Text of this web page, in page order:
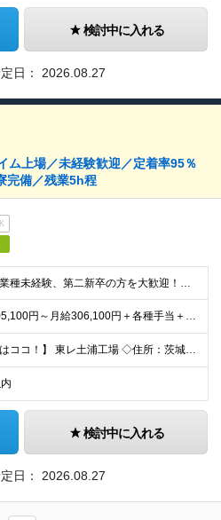
検討中に入れる
日： 2026.08.27
ム上場／未経験歓迎／定着率95％
完備／残業5h程
＜職種・業種未経験、第二新卒の方を大歓迎！＞ これまでの経験や専門知識は一切問いません！ 「東レで正社員として頑張りたい」という意欲を重視した採用です★ 【応募条件】 ・高卒以上の方 ＜こんな方を
◇月給205,100円～月給306,100円＋各種手当＋賞与年2回 ※一律支給：交代手当（2万5,000円）が月給に含まれます。 ※経験・能力を考慮したうえで決定 ※時間外手当は別途、全額支給 ※試
【勤務地はココ！】 東レ土浦工場 ◇住所：茨城県土浦市北神立町2-1 ★嬉しい【転勤なし】！腰を据えて働けます！ ＜気になるアクセス方法は？＞ 【マイカー・バイク通勤の方】 もちろん車通勤OK！（広
検討中に入れる
日： 2026.08.27